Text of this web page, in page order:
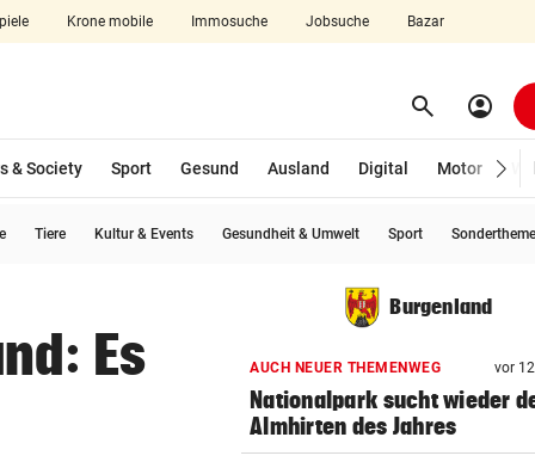
Krone mobile Immosuche Jobsuche Bazar
aufklappen search Suchen
account_circle
& Society Sport Gesund Ausland Digital Motor
Tiere Kultur & Events Gesundheit & Umwelt Sport
Es
Burgenland
AUCH NEUER THEMENWEG vor
Nationalpark sucht wieder
Almhirten des Jahres